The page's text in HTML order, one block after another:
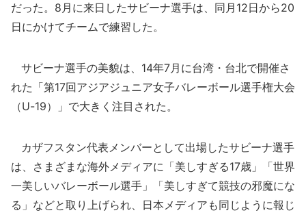
だった。8月に来日したサビーナ選手は、同月12日から20
日にかけてチームで練習した。
サビーナ選手の美貌は、14年7月に台湾・台北で開催さ
れた「第17回アジアジュニア女子バレーボール選手権大会
（U-19）」で大きく注目された。
カザフスタン代表メンバーとして出場したサビーナ選手
は、さまざまな海外メディアに「美しすぎる17歳」「世界
一美しいバレーボール選手」「美しすぎて競技の邪魔にな
る」などと取り上げられ、日本メディアも同じように報じ